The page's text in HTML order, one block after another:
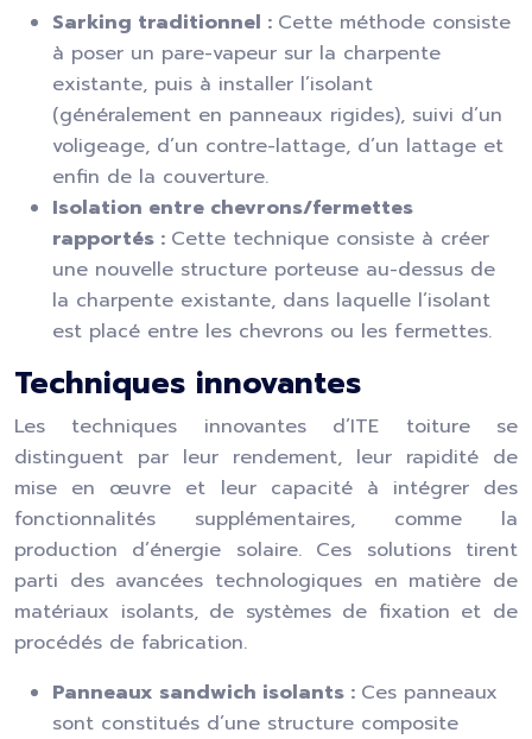
Sarking traditionnel : Cette méthode consiste
à poser un pare-vapeur sur la charpente
existante, puis à installer l’isolant
(généralement en panneaux rigides), suivi d’un
voligeage, d’un contre-lattage, d’un lattage et
enfin de la couverture.
Isolation entre chevrons/fermettes
rapportés : Cette technique consiste à créer
une nouvelle structure porteuse au-dessus de
la charpente existante, dans laquelle l’isolant
est placé entre les chevrons ou les fermettes.
Techniques innovantes
Les techniques innovantes d’ITE toiture se
distinguent par leur rendement, leur rapidité de
mise en œuvre et leur capacité à intégrer des
fonctionnalités supplémentaires, comme la
production d’énergie solaire. Ces solutions tirent
parti des avancées technologiques en matière de
matériaux isolants, de systèmes de fixation et de
procédés de fabrication.
Panneaux sandwich isolants : Ces panneaux
sont constitués d’une structure composite